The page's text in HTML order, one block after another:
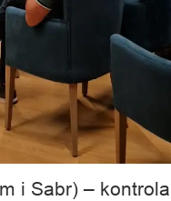
i Sabr) –